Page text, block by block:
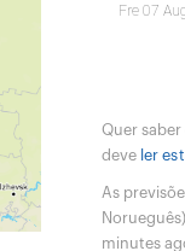
Fre 07
Quer
deve ler
As
minutes